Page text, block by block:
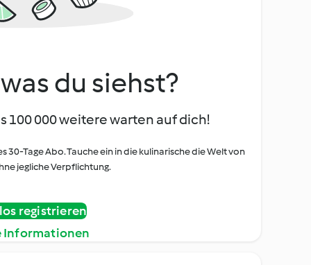
du siehst?
100 000 weitere warten auf dich!
Tage Abo. Tauche ein in die kulinarische die Welt von
jegliche Verpflichtung.
registrieren
Informationen